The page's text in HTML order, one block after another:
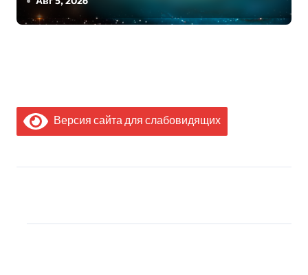
Версия сайта для слабовидящих